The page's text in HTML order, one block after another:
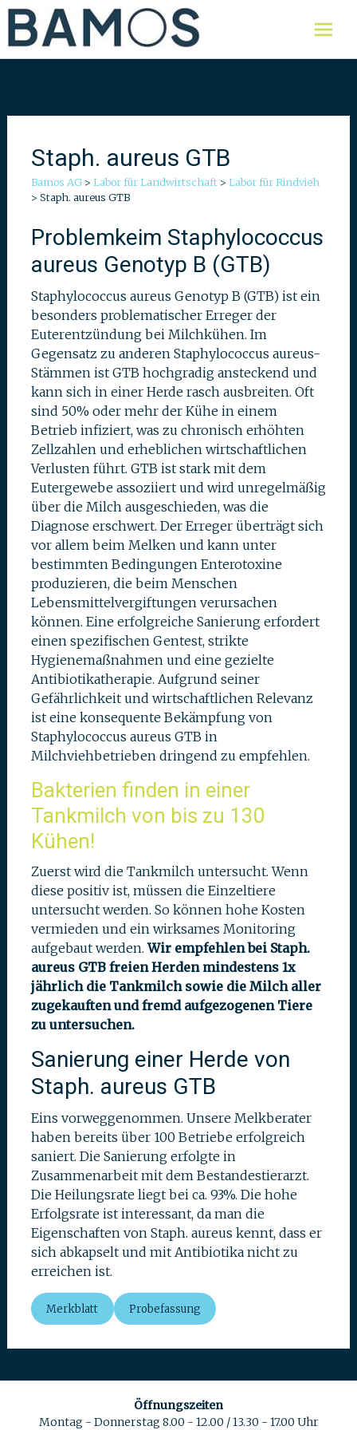
Skip
content
Staph. aureus GTB
Bamos AG> Labor für Landwirtschaft> Labor für Rindvieh
> Staph. aureus GTB
Problemkeim Staphylococcus
aureus Genotyp B (GTB)
Staphylococcus aureus Genotyp B (GTB) ist ein
besonders problematischer Erreger der
Euterentzündung bei Milchkühen. Im
Gegensatz zu anderen Staphylococcus aureus-
Stämmen ist GTB hochgradig ansteckend und
kann sich in einer Herde rasch ausbreiten. Oft
sind 50% oder mehr der Kühe in einem
Betrieb infiziert, was zu chronisch erhöhten
Zellzahlen und erheblichen wirtschaftlichen
Verlusten führt. GTB ist stark mit dem
Eutergewebe assoziiert und wird unregelmäßig
über die Milch ausgeschieden, was die
Diagnose erschwert. Der Erreger überträgt sich
vor allem beim Melken und kann unter
bestimmten Bedingungen Enterotoxine
produzieren, die beim Menschen
Lebensmittelvergiftungen verursachen
können. Eine erfolgreiche Sanierung erfordert
einen spezifischen Gentest, strikte
Hygienemaßnahmen und eine gezielte
Antibiotikatherapie. Aufgrund seiner
Gefährlichkeit und wirtschaftlichen Relevanz
ist eine konsequente Bekämpfung von
Staphylococcus aureus GTB in
Milchviehbetrieben dringend zu empfehlen.
Bakterien finden in einer
Tankmilch von bis zu 130
Kühen!
Zuerst wird die Tankmilch untersucht. Wenn
diese positiv ist, müssen die Einzeltiere
untersucht werden. So können hohe Kosten
vermieden und ein wirksames Monitoring
aufgebaut werden.Wir empfehlen bei Staph.
aureus GTB freien Herden mindestens 1x
jährlich die Tankmilch sowie die Milch aller
zugekauften und fremd aufgezogenen Tiere
zu untersuchen.
Sanierung einer Herde von
Staph. aureus GTB
Eins vorweggenommen. Unsere Melkberater
haben bereits über 100 Betriebe erfolgreich
saniert. Die Sanierung erfolgte in
Zusammenarbeit mit dem Bestandestierarzt.
Die Heilungsrate liegt bei ca. 93%. Die hohe
Erfolgsrate ist interessant, da man die
Eigenschaften von Staph. aureus kennt, dass er
sich abkapselt und mit Antibiotika nicht zu
erreichen ist.
Merkblatt Probefassung
Öffnungszeiten
Montag - Donnerstag 8.00 - 12.00 / 13.30 - 17.00 Uhr